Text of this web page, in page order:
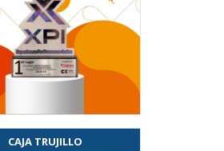
CAJA TRUJILLO